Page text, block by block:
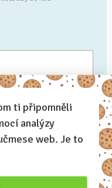
poznamenat.
se automaticky
tuto volbu a profil
ti připomněli
analýzy
web. Je to